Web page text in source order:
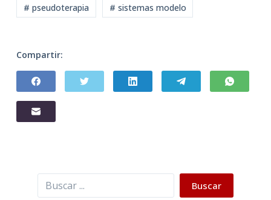
# pseudoterapia # sistemas modelo
Compartir:
Buscar Buscar